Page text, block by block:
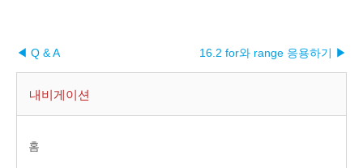
◀ Q & A 16.2 for와 range 응용하기 ▶︎
내비게이션
홈